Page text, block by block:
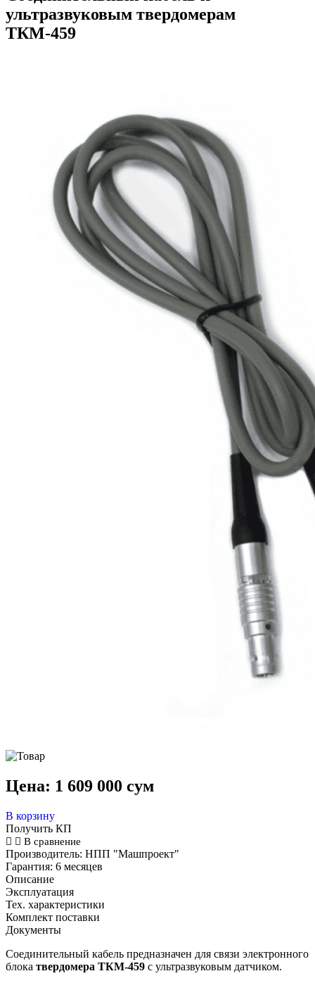
ультразвуковым твердомерам
ТКМ-459
Цена: 1 609 000 сум
В корзину
Получить КП
В сравнение
Производитель: НПП "Машпроект"
Гарантия: 6 месяцев
Описание
Эксплуатация
Тех. характеристики
Комплект поставки
Документы
Соединительный кабель предназначен для связи электронного
блока твердомера ТКМ-459 с ультразвуковым датчиком.